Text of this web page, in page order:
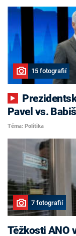
15 fotografií
Pavel vs.
Téma: Politika
7 fotografií
Těžkosti ANO